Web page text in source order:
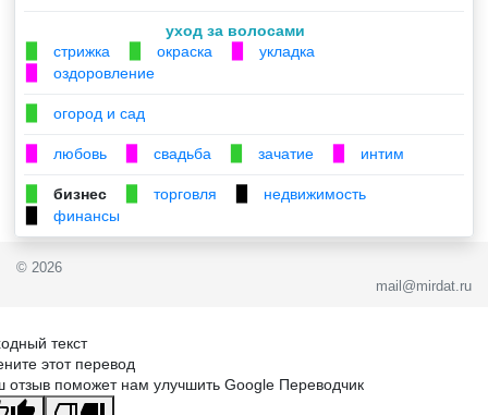
уход за волосами
стрижка окраска укладка
оздоровление
огород и сад
любовь свадьба зачатие интим
бизнес торговля недвижимость
финансы
© 2026
mail@mirdat.ru
текст
этот перевод
отзыв поможет нам улучшить Google Переводчик